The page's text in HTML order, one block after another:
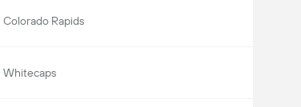
Colorado Rapids
Whitecaps